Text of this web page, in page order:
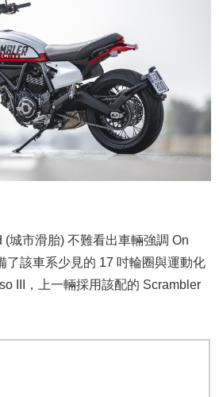
(城市滑胎) 不難看出車輛強調 On
了該車系少見的 17 吋輪圈與運動化
III，上一輛採用該配的 Scrambler